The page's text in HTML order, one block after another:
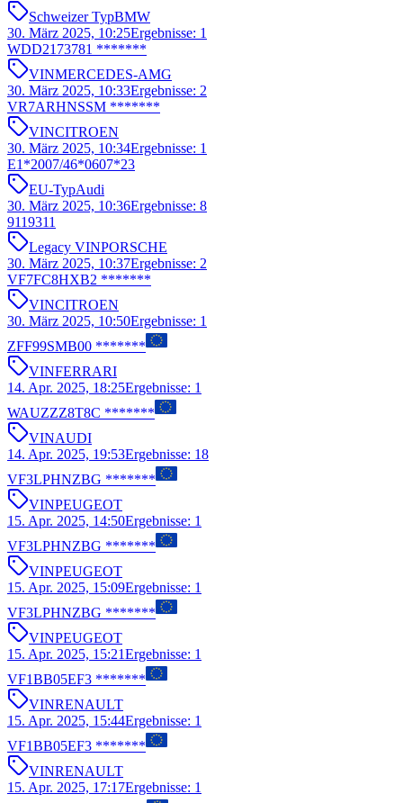
Schweizer TypBMW
30. März 2025, 10:25Ergebnisse: 1
WDD2173781 *******
VINMERCEDES-AMG
30. März 2025, 10:33Ergebnisse: 2
VR7ARHNSSM *******
VINCITROEN
30. März 2025, 10:34Ergebnisse: 1
E1*2007/46*0607*23
EU-TypAudi
30. März 2025, 10:36Ergebnisse: 8
9119311
Legacy VINPORSCHE
30. März 2025, 10:37Ergebnisse: 2
VF7FC8HXB2 *******
VINCITROEN
30. März 2025, 10:50Ergebnisse: 1
ZFF99SMB00 *******
VINFERRARI
14. Apr. 2025, 18:25Ergebnisse: 1
WAUZZZ8T8C *******
VINAUDI
14. Apr. 2025, 19:53Ergebnisse: 18
VF3LPHNZBG *******
VINPEUGEOT
15. Apr. 2025, 14:50Ergebnisse: 1
VF3LPHNZBG *******
VINPEUGEOT
15. Apr. 2025, 15:09Ergebnisse: 1
VF3LPHNZBG *******
VINPEUGEOT
15. Apr. 2025, 15:21Ergebnisse: 1
VF1BB05EF3 *******
VINRENAULT
15. Apr. 2025, 15:44Ergebnisse: 1
VF1BB05EF3 *******
VINRENAULT
15. Apr. 2025, 17:17Ergebnisse: 1